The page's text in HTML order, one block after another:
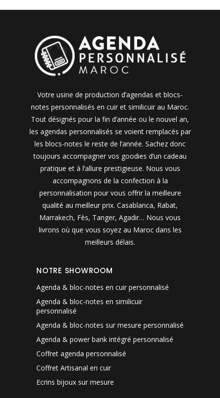
Votre usine de production d’agendas et blocs-
notes personnalisés en cuir et similicuir au Maroc.
Tout désignés pour la fin d’année ou le nouvel an,
les agendas personnalisés se voient remplacés par
les blocs-notes le reste de l’année. Sachez donc
toujours accompagner vos goodies d’un cadeau
pratique et à l’allure prestigieuse. Nous vous
accompagnons de la confection à la
personnalisation pour vous offrir la meilleure
qualité au meilleur prix. Casablanca, Rabat,
Marrakech, Fès, Tanger, Agadir… Nous vous
livrons où que vous soyez au Maroc dans les
meilleurs délais.
NOTRE SHOWROOM
Agenda & bloc-notes en cuir personnalisé
Agenda & bloc-notes en similicuir
personnalisé
Agenda & bloc-notes sur mesure personnalisé
Agenda & power bank intégré personnalisé
Coffret agenda personnalisé
Coffret Artisanal en cuir
Ecrins bijoux sur mesure